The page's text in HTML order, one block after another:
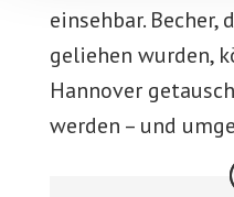
einsehbar. Becher,
geliehen wurden,
Hannover
werden – und